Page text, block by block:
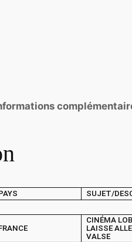
SUJET/
CINÉMA
LAISSE
VALSE